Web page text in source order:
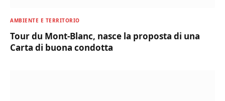
AMBIENTE E TERRITORIO
Tour du Mont-Blanc, nasce la proposta di una
Carta di buona condotta